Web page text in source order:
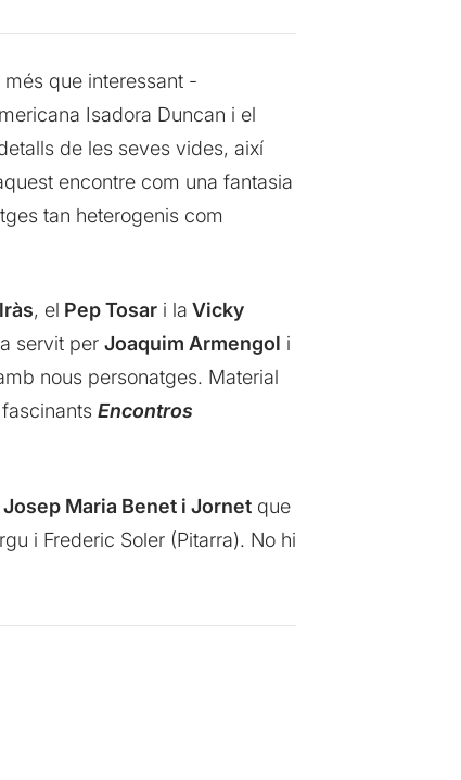
que interessant -
Isadora Duncan i el
de les seves vides, així
encontre com una fantasia
tan heterogenis com
, el Pep Tosari la Vicky
servit per Joaquim Armengol i
nous personatges. Material
Encontros
Josep Maria Benet i Jornetque
i Frederic Soler (Pitarra). No hi